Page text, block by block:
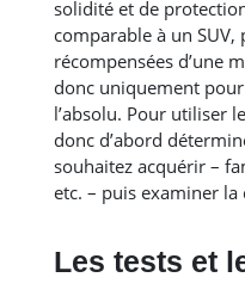
solidité et de
comparable à un
récompensées d’une
donc uniquement
l’absolu. Pour utiliser
donc d’abord
souhaitez acquérir –
etc. – puis examiner
Les tests et